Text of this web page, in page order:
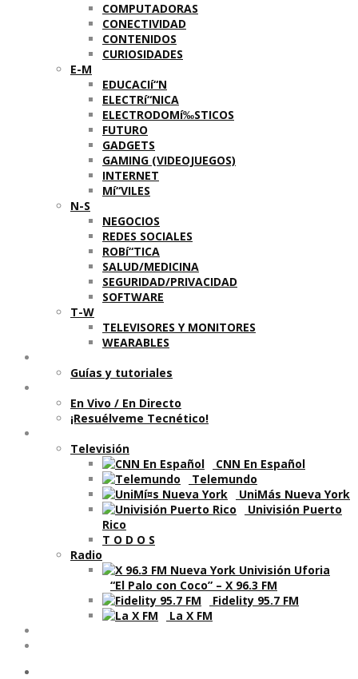
COMPUTADORAS
CONECTIVIDAD
CONTENIDOS
CURIOSIDADES
E-M
EDUCACIí“N
ELECTRí“NICA
ELECTRODOMí‰STICOS
FUTURO
GADGETS
GAMING (VIDEOJUEGOS)
INTERNET
Mí“VILES
N-S
NEGOCIOS
REDES SOCIALES
ROBí“TICA
SALUD/MEDICINA
SEGURIDAD/PRIVACIDAD
SOFTWARE
T-W
TELEVISORES Y MONITORES
WEARABLES
Guí­as y tutoriales
En Vivo / En Directo
¡Resuélveme Tecnético!
Televisión
CNN En Español
Telemundo
UniMás Nueva York
Univisión Puerto
Rico
T O D O S
Radio
“El Palo con Coco” – X 96.3 FM
Fidelity 95.7 FM
La X FM